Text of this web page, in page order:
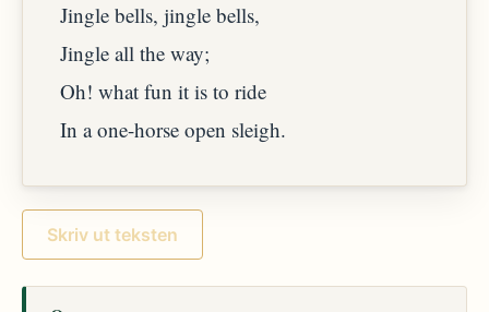
Jingle bells, jingle bells,
Jingle all the way;
Oh! what fun it is to ride
In a one-horse open sleigh.
Skriv ut teksten